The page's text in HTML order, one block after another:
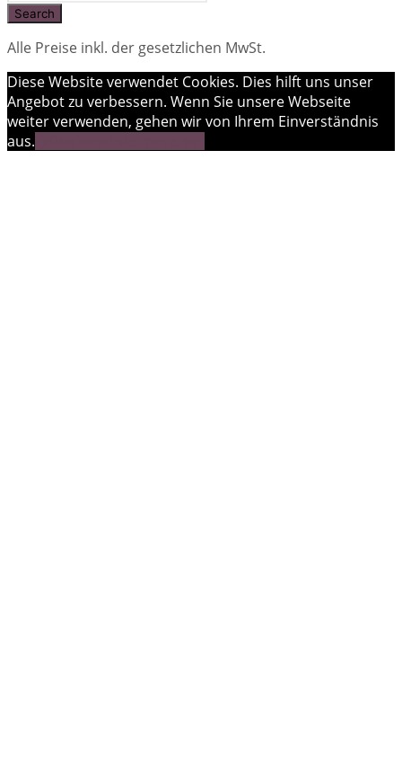
Alle Preise inkl. der gesetzlichen MwSt.
Diese Website verwendet Cookies. Dies hilft uns unser
Angebot zu verbessern. Wenn Sie unsere Webseite
weiter verwenden, gehen wir von Ihrem Einverständnis
aus.